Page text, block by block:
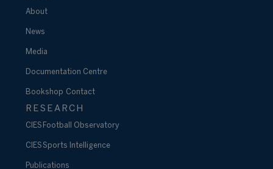
About
News
Media
Documentation Centre
Bookshop Contact
RESEARCH
CIES Football Observatory
CIES Sports Intelligence
Publications